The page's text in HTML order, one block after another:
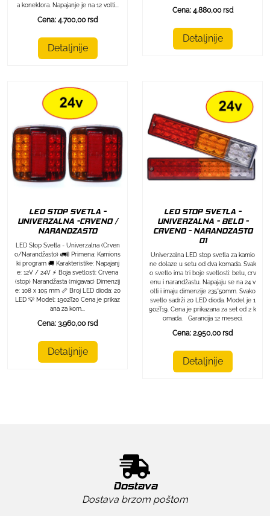
a konektora. Napajanje je na 12 volti...
Cena: 4.700,00 rsd
Detaljnije
Cena: 4.880,00 rsd
Detaljnije
LED STOP SVETLA -
UNIVERZALNA -CRVENO /
NARANDZASTO
LED Stop Svetla - Univerzalna (Crven
o/Narandžasto) 🚛🚦 Primena: Kamions
ki program 🚚 Karakteristike: Napajanj
e: 12V / 24V ⚡ Boja svetlosti: Crvena
(stop) Narandžasta (migavac) Dimenzij
e: 108 x 105 mm 📏 Broj LED dioda: 20
LED 💡 Model: 1902T20 Cena je prikaz
ana za kom...
Cena: 3.960,00 rsd
Detaljnije
LED STOP SVETLA -
UNIVERZALNA - BELO -
CRVENO - NARANDZASTO
01
Univerzalna LED stop svetla za kamio
ne dolaze u setu od dva komada. Svak
o svetlo ima tri boje svetlosti: belu, crv
enu i narandžastu. Napajaju se na 24 v
olti i imaju dimenzije 235*50mm. Svako
svetlo sadrži 20 LED dioda. Model je 1
902T19. Cena je prikazana za set od 2 k
omada. Garancija 12 meseci.
Cena: 2.950,00 rsd
Detaljnije
Dostava
Dostava brzom poštom